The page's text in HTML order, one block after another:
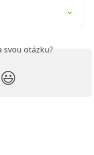
svou otázku?
😃